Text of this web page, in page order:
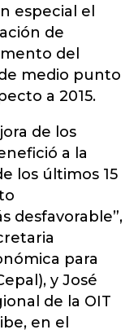
especial el
de
del
medio punto
a 2015.
de los
a la
los últimos 15
desfavorable”,
para
y José
de la OIT
en el